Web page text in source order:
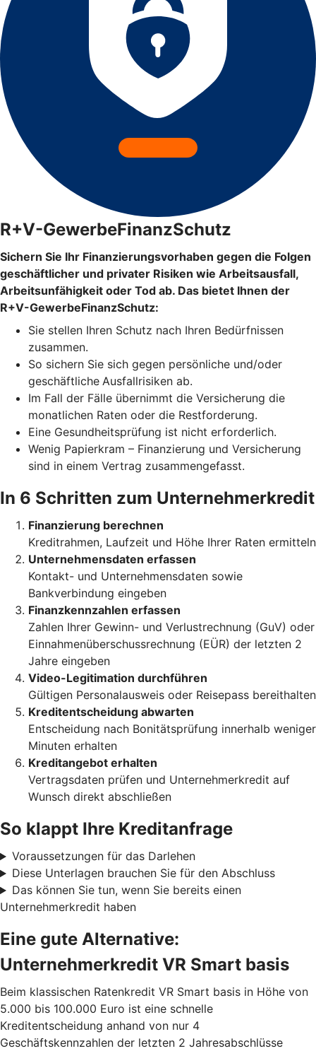
R+V-GewerbeFinanzSchutz
Sichern Sie Ihr Finanzierungsvorhaben gegen die Folgen
geschäftlicher und privater Risiken wie Arbeitsausfall,
Arbeitsunfähigkeit oder Tod ab. Das bietet Ihnen der
R+V-GewerbeFinanzSchutz:
Sie stellen Ihren Schutz nach Ihren Bedürfnissen
zusammen.
So sichern Sie sich gegen persönliche und/oder
geschäftliche Ausfallrisiken ab.
Im Fall der Fälle übernimmt die Versicherung die
monatlichen Raten oder die Restforderung.
Eine Gesundheitsprüfung ist nicht erforderlich.
Wenig Papierkram – Finanzierung und Versicherung
sind in einem Vertrag zusammengefasst.
In 6 Schritten zum Unternehmerkredit
Finanzierung berechnen
Kreditrahmen, Laufzeit und Höhe Ihrer Raten ermitteln
Unternehmensdaten erfassen
Kontakt- und Unternehmensdaten sowie
Bankverbindung eingeben
Finanzkennzahlen erfassen
Zahlen Ihrer Gewinn- und Verlustrechnung (GuV) oder
Einnahmenüberschussrechnung (EÜR) der letzten 2
Jahre eingeben
Video-Legitimation durchführen
Gültigen Personalausweis oder Reisepass bereithalten
Kreditentscheidung abwarten
Entscheidung nach Bonitätsprüfung innerhalb weniger
Minuten erhalten
Kreditangebot erhalten
Vertragsdaten prüfen und Unternehmerkredit auf
Wunsch direkt abschließen
So klappt Ihre Kreditanfrage
Voraussetzungen für das Darlehen
Diese Unterlagen brauchen Sie für den Abschluss
Das können Sie tun, wenn Sie bereits einen
Unternehmerkredit haben
Eine gute Alternative:
Unternehmerkredit VR Smart basis
Beim klassischen Ratenkredit VR Smart basis in Höhe von
5.000 bis 100.000 Euro ist eine schnelle
Kreditentscheidung anhand von nur 4
Geschäftskennzahlen der letzten 2 Jahresabschlüsse